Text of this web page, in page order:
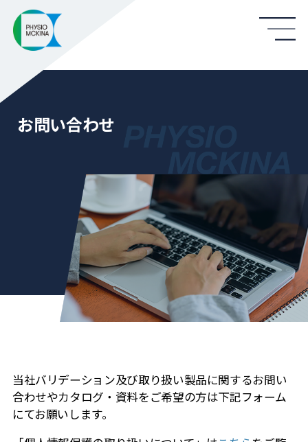
お問い合わせ
当社バリデーション及び取り扱い製品に関するお問い
合わせやカタログ・資料をご希望の⽅は下記フォーム
にてお願いします。